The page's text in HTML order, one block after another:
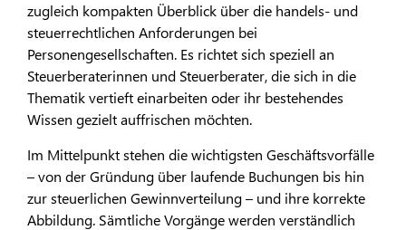
zugleich kompakten Überblick über die handels- und
steuerrechtlichen Anforderungen bei
Personengesellschaften. Es richtet sich speziell an
Steuerberaterinnen und Steuerberater, die sich in die
Thematik vertieft einarbeiten oder ihr bestehendes
Wissen gezielt auffrischen möchten.
Im Mittelpunkt stehen die wichtigsten Geschäftsvorfälle
– von der Gründung über laufende Buchungen bis hin
zur steuerlichen Gewinnverteilung – und ihre korrekte
Abbildung. Sämtliche Vorgänge werden verständlich